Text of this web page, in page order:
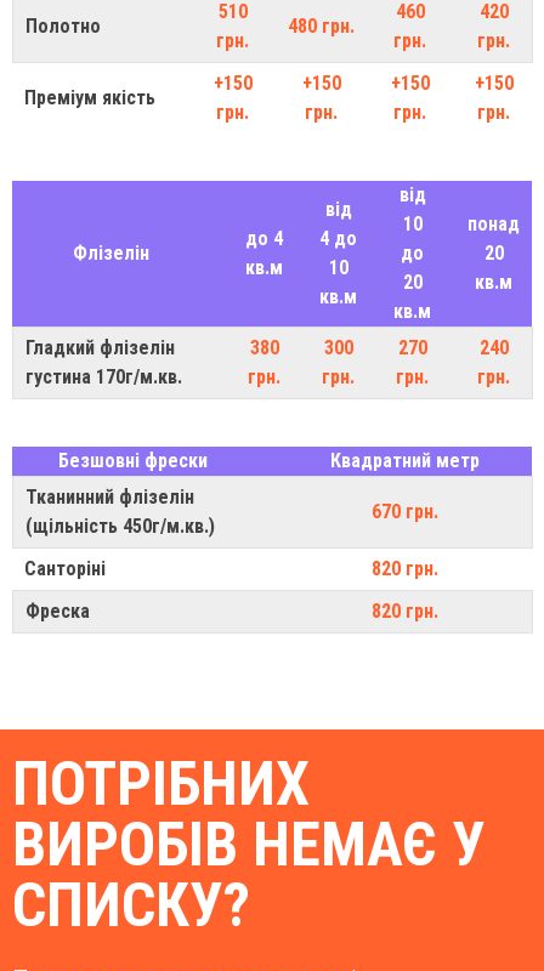
Полотно
510
грн.
480 грн.
460
грн.
420
грн.
Преміум якість
+150
грн.
+150
грн.
+150
грн.
+150
грн.
Флізелін
до 4
кв.м
від
4 до
10
кв.м
від
10
до
20
кв.м
понад
20
кв.м
Гладкий флізелін
густина 170г/м.кв.
380
грн.
300
грн.
270
грн.
240
грн.
Безшовні фрески
Квадратний метр
Тканинний флізелін
(щільність 450г/м.кв.)
670 грн.
Санторіні
820 грн.
Фреска
820 грн.
ПОТРІБНИХ
ВИРОБІВ НЕМАЄ У
СПИСКУ?